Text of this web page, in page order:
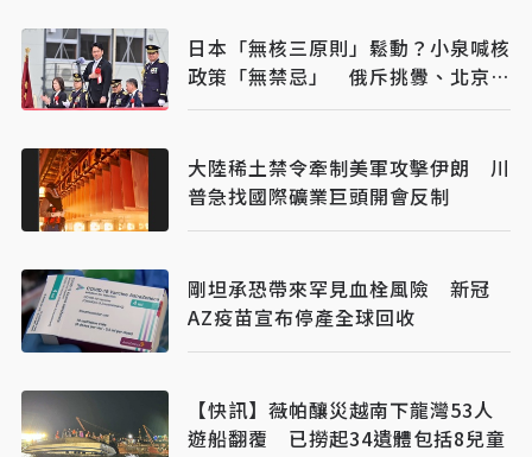
日本「無核三原則」鬆動？小泉喊核
政策「無禁忌」 俄斥挑釁、北京早
警戒
大陸稀土禁令牽制美軍攻擊伊朗 川
普急找國際礦業巨頭開會反制
剛坦承恐帶來罕見血栓風險 新冠
AZ疫苗宣布停產全球回收
【快訊】薇帕釀災越南下龍灣53人
遊船翻覆 已撈起34遺體包括8兒童